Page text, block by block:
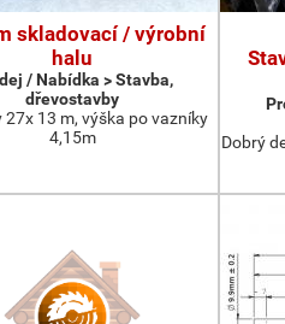
skladovací / výrobní
halu
/ Nabídka > Stavba,
dřevostavby
27x 13 m, výška po vazníky
4,15m
Dobrý